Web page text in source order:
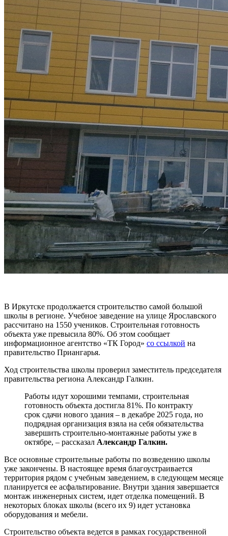
В Иркутске продолжается строительство самой большой
школы в регионе. Учебное заведение на улице Ярославского
рассчитано на 1550 учеников. Строительная готовность
объекта уже превысила 80%. Об этом сообщает
информационное агентство «ТК Город» со ссылкой на
правительство Приангарья.
Ход строительства школы проверил заместитель председателя
правительства региона Александр Галкин.
Работы идут хорошими темпами, строительная
готовность объекта достигла 81%. По контракту
срок сдачи нового здания – в декабре 2025 года, но
подрядная организация взяла на себя обязательства
завершить строительно-монтажные работы уже в
октябре, – рассказал Александр Галкин.
Все основные строительные работы по возведению школы
уже закончены. В настоящее время благоустраивается
территория рядом с учебным заведением, в следующем месяце
планируется ее асфальтирование. Внутри здания завершается
монтаж инженерных систем, идет отделка помещений. В
некоторых блоках школы (всего их 9) идет установка
оборудования и мебели.
Строительство объекта ведется в рамках государственной